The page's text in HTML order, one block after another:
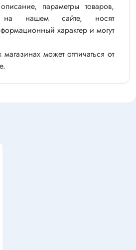
параметры товаров,
на нашем сайте, носят
характер и могут
может отличаться от